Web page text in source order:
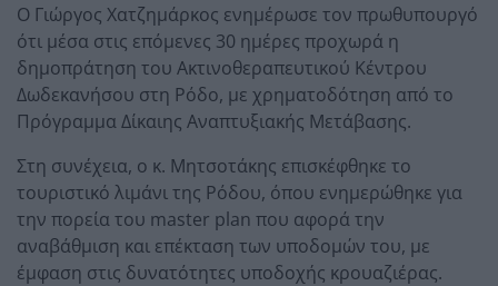
Ο Γιώργος Χατζημάρκος ενημέρωσε τον πρωθυπουργό
ότι μέσα στις επόμενες 30 ημέρες προχωρά η
δημοπράτηση του Ακτινοθεραπευτικού Κέντρου
Δωδεκανήσου στη Ρόδο, με χρηματοδότηση από το
Πρόγραμμα Δίκαιης Αναπτυξιακής Μετάβασης.
Στη συνέχεια, ο κ. Μητσοτάκης επισκέφθηκε το
τουριστικό λιμάνι της Ρόδου, όπου ενημερώθηκε για
την πορεία του master plan που αφορά την
αναβάθμιση και επέκταση των υποδομών του, με
έμφαση στις δυνατότητες υποδοχής κρουαζιέρας.